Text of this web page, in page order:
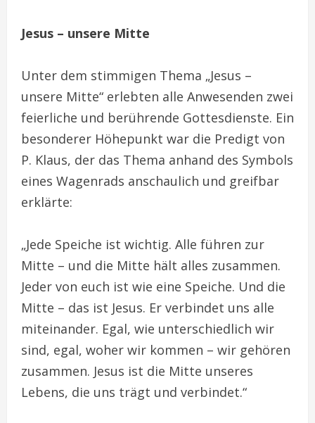
Jesus – unsere Mitte
Unter dem stimmigen Thema „Jesus –
unsere Mitte“ erlebten alle Anwesenden zwei
feierliche und berührende Gottesdienste. Ein
besonderer Höhepunkt war die Predigt von
P. Klaus, der das Thema anhand des Symbols
eines Wagenrads anschaulich und greifbar
erklärte:
„Jede Speiche ist wichtig. Alle führen zur
Mitte – und die Mitte hält alles zusammen.
Jeder von euch ist wie eine Speiche. Und die
Mitte – das ist Jesus. Er verbindet uns alle
miteinander. Egal, wie unterschiedlich wir
sind, egal, woher wir kommen – wir gehören
zusammen. Jesus ist die Mitte unseres
Lebens, die uns trägt und verbindet.“